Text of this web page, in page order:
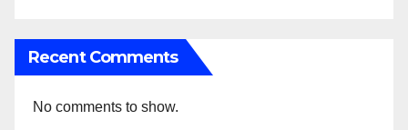
Recent Comments
No comments to show.